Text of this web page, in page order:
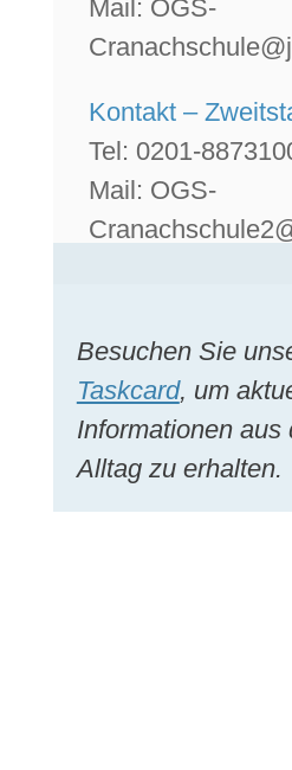
Mail: OGS-
Kontakt –
Tel: 0201-
Mail: OGS-
Besuchen Sie
Taskcard, um
Informationen aus
Alltag zu erhalten.